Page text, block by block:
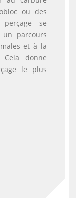
ou des
se
parcours
et à la
donne
le plus